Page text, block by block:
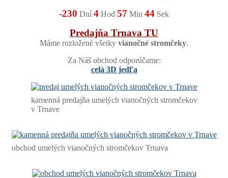
-230 Dní 4 Hod 57 Min 43 Sek
Predajňa Trnava TU
Máme rozložené všetky vianočné stromčeky.
Za Náš obchod odporúčame:
celá 3D jedľa
kamenná predajňa umelých vianočných stromčekov
v Trnave
obchod umelých vianočných stromčekov Trnava